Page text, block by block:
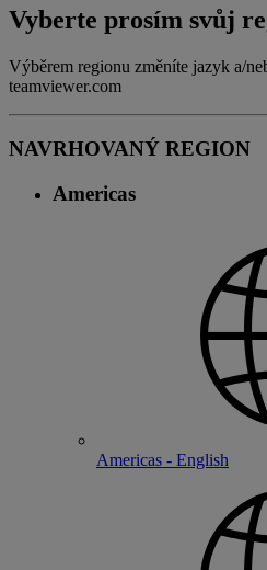
Vyberte prosím svůj
Výběrem regionu změníte jazyk a/
teamviewer.com
NAVRHOVANÝ REGION
Americas
Americas - English